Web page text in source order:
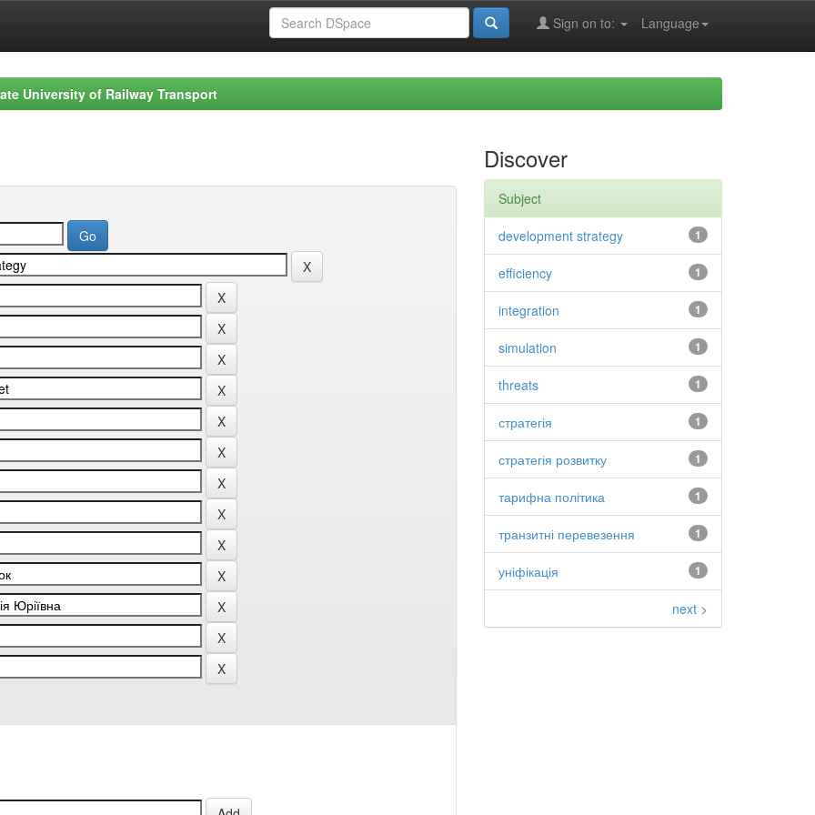
Language
Sign on to:
University of Railway Transport
Discover
Subject
1
development strategy
1
efficiency
1
integration
1
simulation
1
threats
1
стратегія
1
стратегія розвитку
1
тарифна політика
1
транзитні перевезення
1
уніфікація
next >